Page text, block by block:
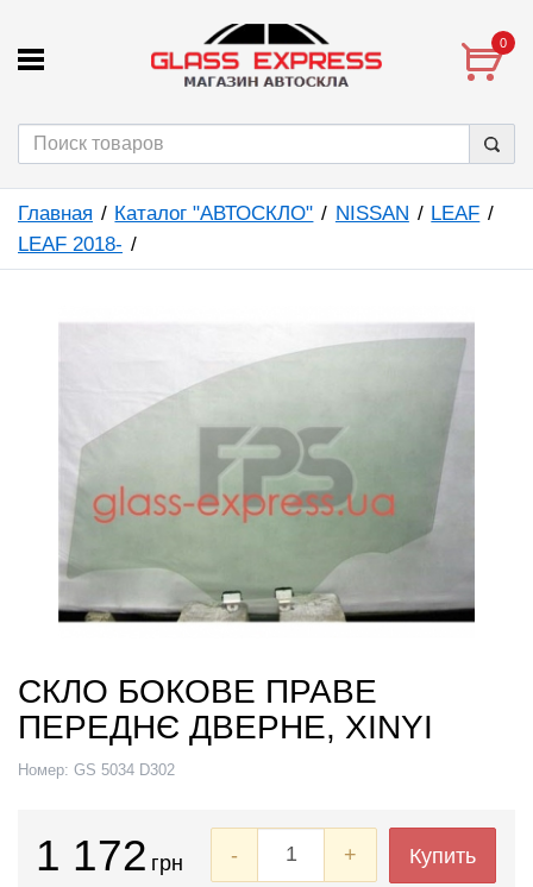
0
Главная Каталог "АВТОСКЛО" NISSAN
LEAF
LEAF 2018-
СКЛО БОКОВЕ ПРАВЕ
ПЕРЕДНЄ ДВЕРНЕ, XINYI
Номер: GS 5034 D302
1 172 грн - + Купить